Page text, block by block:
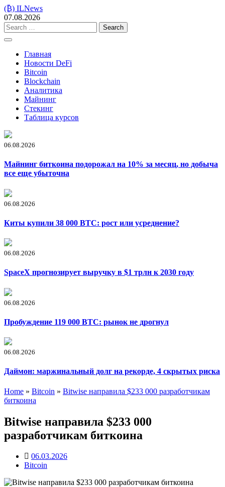
Skip
to
content
(₿) ILNews
07.08.2026
Search
for:
Главная
Новости DeFi
Bitcoin
Blockchain
Аналитика
Майнинг
Стекинг
Таблица курсов
06.08.2026
Майнинг биткоина подорожал на 10% за месяц, но добыча
все еще убыточна
06.08.2026
Киты купили 38 000 BTC: рост или усреднение?
06.08.2026
SpaceX прогнозирует выручку в $1 трлн к 2030 году
06.08.2026
Пробуждение 119 000 BTC: рынок не дрогнул
06.08.2026
Даймон: маржинальный долг на рекорде, 4 скрытых риска
Home » Bitcoin » Bitwise направила $233 000 разработчикам
биткоина
Bitwise направила $233 000
разработчикам биткоина
06.03.2026
Bitcoin